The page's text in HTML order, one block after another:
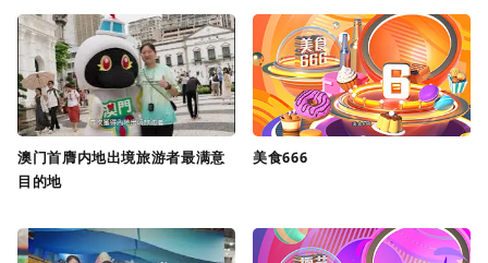
澳门首膺内地出境旅游者最满意
目的地
美食666